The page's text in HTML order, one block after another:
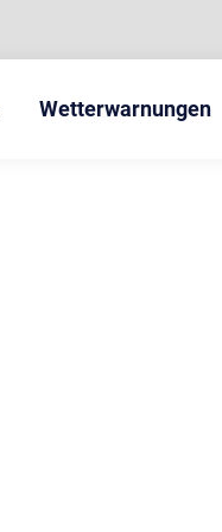
Wetterwarnungen